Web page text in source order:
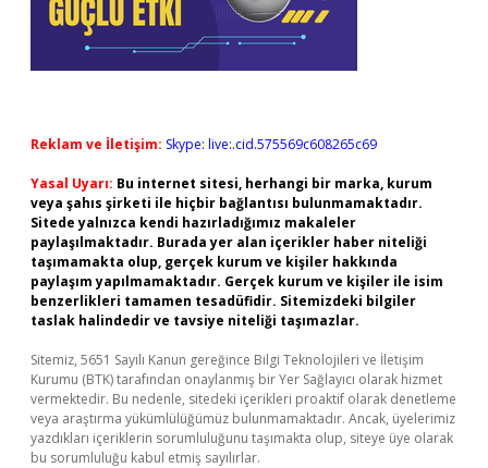
Reklam ve İletişim: Skype: live:.cid.575569c608265c69
Yasal Uyarı: Bu internet sitesi, herhangi bir marka, kurum
veya şahıs şirketi ile hiçbir bağlantısı bulunmamaktadır.
Sitede yalnızca kendi hazırladığımız makaleler
paylaşılmaktadır. Burada yer alan içerikler haber niteliği
taşımamakta olup, gerçek kurum ve kişiler hakkında
paylaşım yapılmamaktadır. Gerçek kurum ve kişiler ile isim
benzerlikleri tamamen tesadüfidir. Sitemizdeki bilgiler
taslak halindedir ve tavsiye niteliği taşımazlar.
Sitemiz, 5651 Sayılı Kanun gereğince Bilgi Teknolojileri ve İletişim
Kurumu (BTK) tarafından onaylanmış bir Yer Sağlayıcı olarak hizmet
vermektedir. Bu nedenle, sitedeki içerikleri proaktif olarak denetleme
veya araştırma yükümlülüğümüz bulunmamaktadır. Ancak, üyelerimiz
yazdıkları içeriklerin sorumluluğunu taşımakta olup, siteye üye olarak
bu sorumluluğu kabul etmiş sayılırlar.